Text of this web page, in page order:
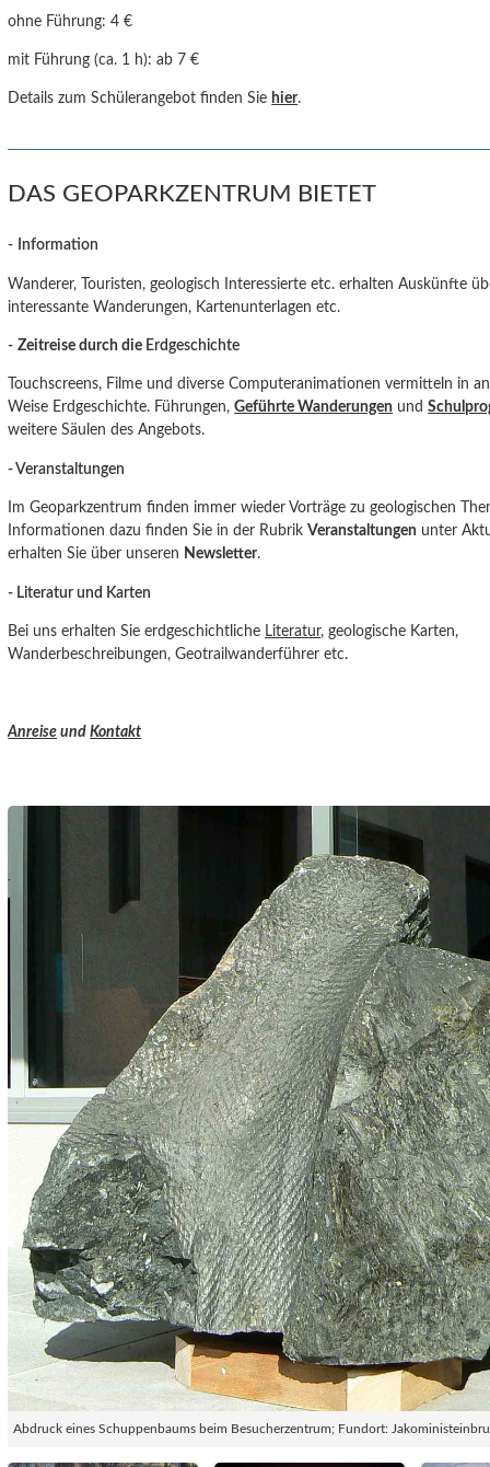
ohne Führung:4 €
mit Führung (ca. 1 h): ab 7 €
Details zum Schülerangebot finden Sie hier.
DAS GEOPARKZENTRUM BIETET
- Information
Wanderer, Touristen, geologisch Interessierte etc. erhalten Auskünfte
interessante Wanderungen, Kartenunterlagen etc.
- Zeitreise durch die Erdgeschichte
Touchscreens, Filme und diverse Computeranimationen vermitteln in
Weise Erdgeschichte. Führungen,Geführte Wanderungen und
weitere Säulen des Angebots.
- Veranstaltungen
Im Geoparkzentrum finden immer wieder Vorträge zu geologischen
Informationen dazu finden Sie in der RubrikVeranstaltungen unter
erhalten Sie über unseren Newsletter.
- Literatur und Karten
Bei uns erhalten Sie erdgeschichtliche Literatur, geologische Karten,
Wanderbeschreibungen, Geotrailwanderführer etc.
Anreise undKontakt
Abdruck eines Schuppenbaums beim Besucherzentrum; Fundort: